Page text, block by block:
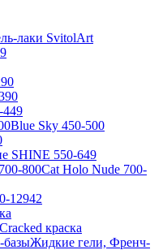
лаки SvitolArt
449
Blue Sky 450-500
SHINE 550-649
Cat Holo Nude 700-
12942
Cracked краска
Жидкие гели, Френч-